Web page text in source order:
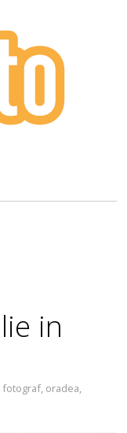
in
fotograf, oradea,